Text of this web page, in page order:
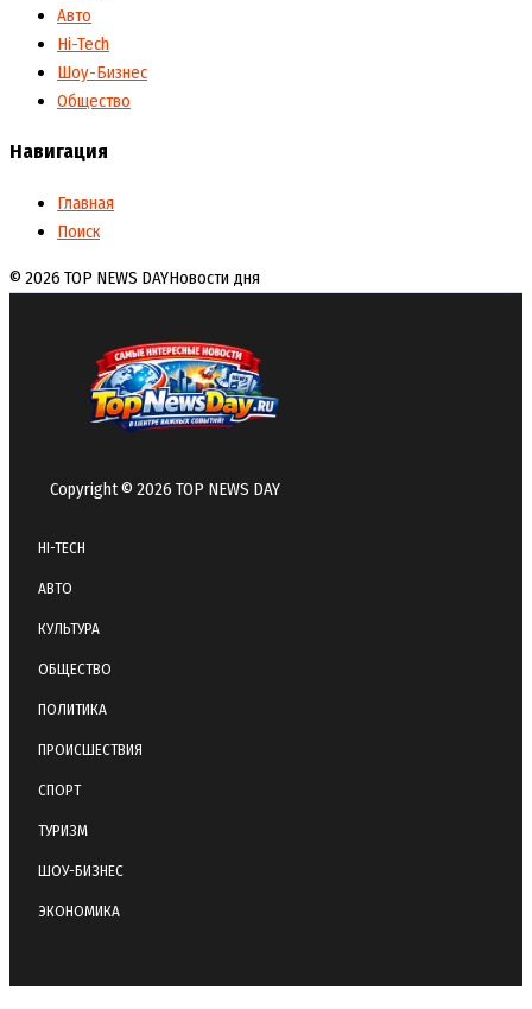
Авто
Hi-Tech
Шоу-Бизнес
Общество
Навигация
Главная
Поиск
© 2026 TOP NEWS DAYНовости дня
Copyright © 2026 TOP NEWS DAY
HI-TECH
АВТО
КУЛЬТУРА
ОБЩЕСТВО
ПОЛИТИКА
ПРОИСШЕСТВИЯ
СПОРТ
ТУРИЗМ
ШОУ-БИЗНЕС
ЭКОНОМИКА